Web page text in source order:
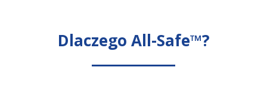
Dlaczego All-Safe™?